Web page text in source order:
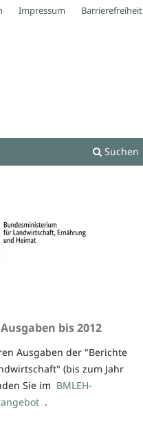
Suchen
Impressum Barrierefreiheit
bis 2012
Ausgaben der "Berichte
(bis zum Jahr
Sie im BMLEH-
.